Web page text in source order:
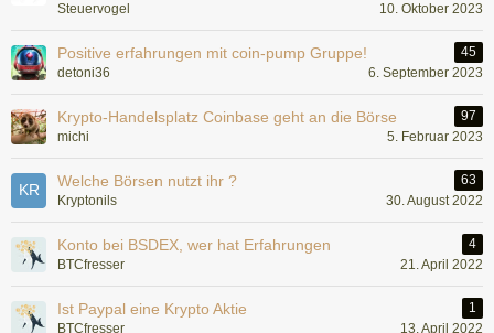
Steuervogel 10. Oktober 2023
Positive erfahrungen mit coin-pump Gruppe!
45
detoni36
6. September 2023
Krypto-Handelsplatz Coinbase geht an die Börse
97
michi
5. Februar 2023
Welche Börsen nutzt ihr ?
63
Kryptonils
30. August 2022
Konto bei BSDEX, wer hat Erfahrungen
4
BTCfresser
21. April 2022
Ist Paypal eine Krypto Aktie
1
BTCfresser
13. April 2022